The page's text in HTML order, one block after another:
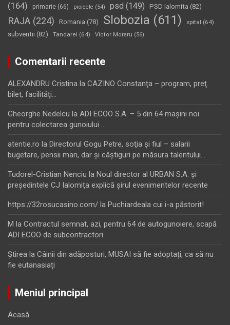
(164)
primarie (66) proiecte (54) psd (149) PSD Ialomita (82)
RAJA (224) Romania (78) Slobozia (611) spital (64)
subventii (82) Tandarei (64) Victor Moraru (56)
Comentarii recente
ALEXANDRU Cristina la CAZINO Constanţa – program, preţ
bilet, facilităţi…
Gheorghe Nedelcu la ADI ECOO S.A. – 5 din 64 maşini noi
pentru colectarea gunoiului …
atentie.ro la Directorul Gogu Petre, soţia şi fiul – salarii
bugetare, pensii mari, dar şi câştiguri pe măsura talentului…
Tudorel-Cristian Nenciu la Noul director al URBAN S.A. şi
preşedintele CJ Ialomiţa explică şirul evenimentelor recente
https://32rosucasino.com/ la Puchiardeala cui i-a păstorit!
M la Contractul semnat, azi, pentru 64 de autogunoiere, scapă
ADI ECOO de subcontractori
Ştirea la Câinii din adăposturi, MUSAI să fie adoptați, ca să nu
fie eutanasiați
Meniul principal
Acasă